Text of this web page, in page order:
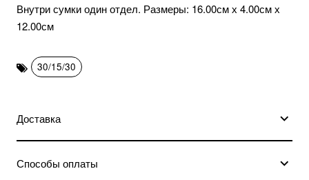
Внутри сумки один отдел. Размеры: 16.00см х 4.00см х
12.00см
30/15/30
Доставка
Способы оплаты